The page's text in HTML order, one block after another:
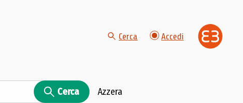
Cerca Accedi
Cerca Azzera